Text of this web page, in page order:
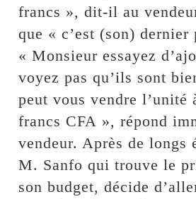
francs », dit-il au
que « c’est (son) dernier
« Monsieur essayez
voyez pas qu’ils sont
peut vous vendre l’unité
francs CFA », répond
vendeur. Après de longs
M. Sanfo qui trouve le
son budget, décide